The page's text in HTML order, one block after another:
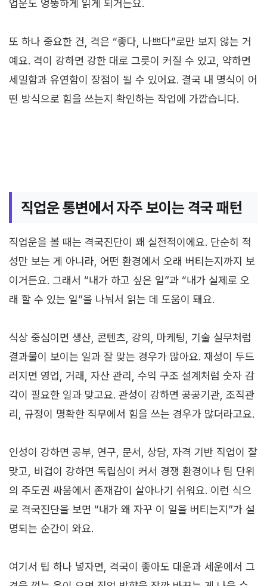
업운도 엉뚱하게 읽게 되거든요.
또 하나 중요한 건, 격은 “좋다, 나쁘다”로만 보지 않는 거
예요. 격이 강하면 강한 대로 그릇이 커질 수 있고, 약하면
세밀함과 유연함이 장점이 될 수 있어요. 결국 내 명식이 어
떤 방식으로 힘을 쓰는지 확인하는 작업에 가깝습니다.
직업운 통변에서 자주 보이는 격국 패턴
직업운을 볼 때는 격국진단이 꽤 실전적이에요. 단순히 적
성만 보는 게 아니라, 어떤 환경에서 오래 버티는지까지 보
이거든요. 그래서 “내가 하고 싶은 일”과 “내가 실제로 오
래 할 수 있는 일”을 나눠서 읽는 데 도움이 돼요.
식상 중심이면 생산, 콘텐츠, 강의, 마케팅, 기술 실무처럼
결과물이 보이는 일과 잘 맞는 경우가 많아요. 재성이 두드
러지면 영업, 거래, 자산 관리, 수익 구조 설계처럼 숫자 감
각이 필요한 일과 맞고요. 관성이 강하면 공공기관, 조직관
리, 규정이 명확한 직무에서 힘을 쓰는 경우가 많더라고요.
인성이 강하면 공부, 연구, 문서, 상담, 자격 기반 직업이 잘
맞고, 비겁이 강하면 독립심이 커서 경쟁 환경이나 팀 단위
의 주도권 싸움에서 존재감이 살아나기 쉬워요. 이런 식으
로 격국진단을 보면 “내가 왜 자꾸 이 일을 버티는지”가 설
명되는 순간이 와요.
여기서 팁 하나 넣자면, 격국이 좋아도 대운과 세운에서 그